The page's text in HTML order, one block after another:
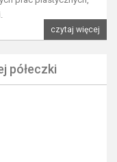
czytaj więcej
półeczki